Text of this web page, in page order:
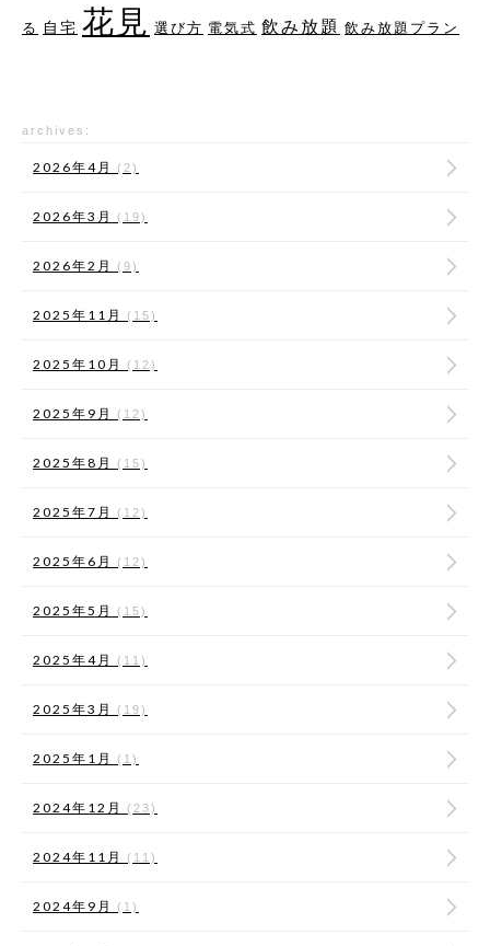
る 自宅 花見 選び方 電気式 飲み放題 飲み放題プラン
archives:
2026年4月 (2)
2026年3月 (19)
2026年2月 (9)
2025年11月 (15)
2025年10月 (12)
2025年9月 (12)
2025年8月 (15)
2025年7月 (12)
2025年6月 (12)
2025年5月 (15)
2025年4月 (11)
2025年3月 (19)
2025年1月 (1)
2024年12月 (23)
2024年11月 (11)
2024年9月 (1)